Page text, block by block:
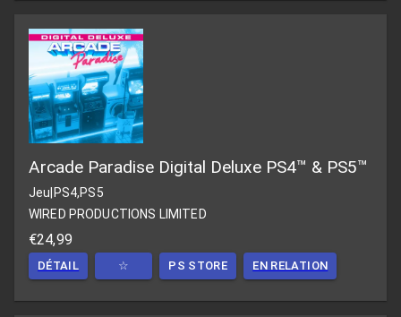
Arcade Paradise Digital Deluxe PS4™ & PS5™
Jeu|PS4,PS5
WIRED PRODUCTIONS LIMITED
€24,99
DÉTAIL ☆ PS STORE EN RELATION